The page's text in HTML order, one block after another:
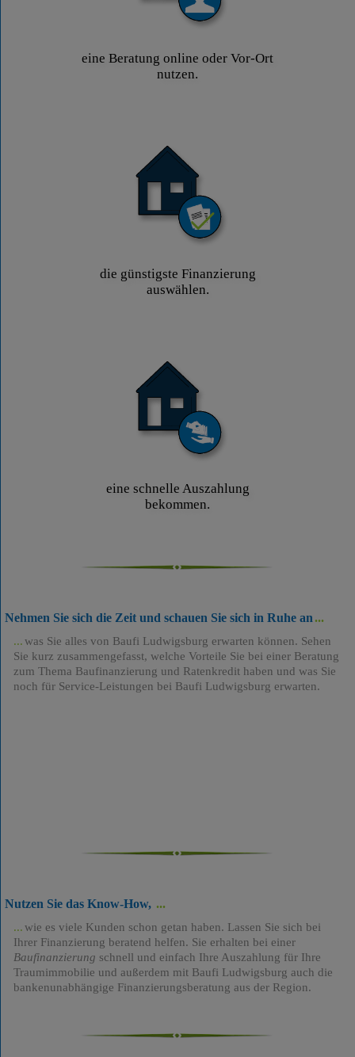
eine Beratung online oder Vor-Ort
nutzen.
die günstigste Finanzierung
auswählen.
eine schnelle Auszahlung
bekommen.
Nehmen Sie sich die Zeit und schauen Sie sich in Ruhe an
was Sie alles von Baufi Ludwigsburg erwarten können. Sehen
Sie kurz zusammengefasst, welche Vorteile Sie bei einer Beratung
zum Thema Baufinanzierung und Ratenkredit haben und was Sie
noch für Service-Leistungen bei Baufi Ludwigsburg erwarten.
Nutzen Sie das Know-How,
wie es viele Kunden schon getan haben. Lassen Sie sich bei
Ihrer Finanzierung beratend helfen. Sie erhalten bei einer
Baufinanzierung schnell und einfach Ihre Auszahlung für Ihre
Traumimmobilie und außerdem mit Baufi Ludwigsburg auch die
bankenunabhängige Finanzierungsberatung aus der Region.